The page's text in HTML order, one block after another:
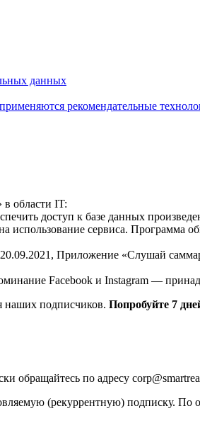
данных
рекомендательные
области IT:
доступ к базе данных
использование сервиса. Программа
Приложение «Слушай
Facebook и Instagram —
наших подписчиков. Попробуйте 7
обращайтесь по адресу
(рекуррентную) подписку. По